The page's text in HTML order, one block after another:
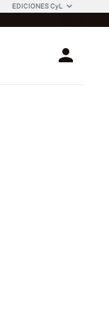
EDICIONES CyL
Login